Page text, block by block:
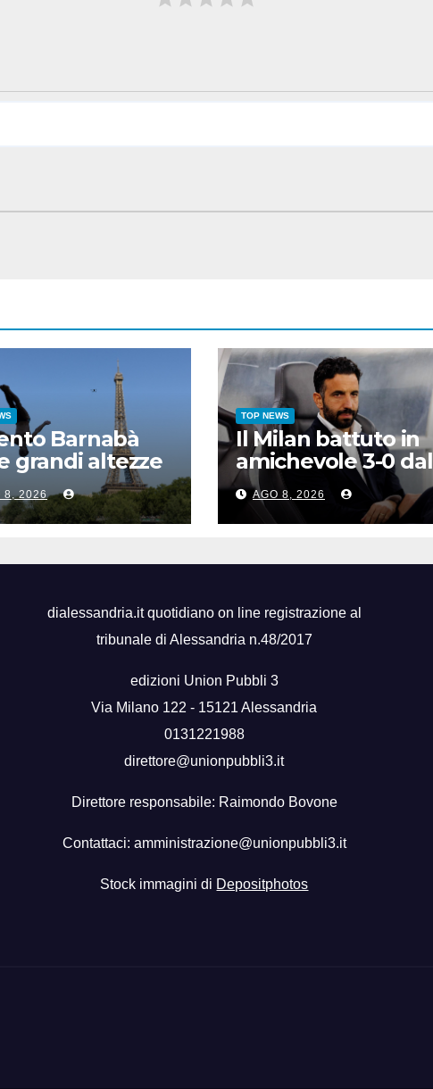
Barnabà
grandi altezze
bis
dopo
8, 2026
TOP NEWS
Il Milan battuto in
amichevole 3-0 dal
Chelsea
AGO 8, 2026
dialessandria.it quotidiano on line registrazione al
tribunale di Alessandria n.48/2017
edizioni Union Pubbli 3
Via Milano 122 - 15121 Alessandria
0131221988
direttore@unionpubbli3.it
Direttore responsabile: Raimondo Bovone
Contattaci: amministrazione@unionpubbli3.it
Stock immagini di Depositphotos